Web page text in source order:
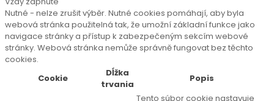
Nutné - nelze zrušit výběr. Nutné cookies pomáhají, aby byla
webová stránka použitelná tak, že umožní základní funkce jako
navigace stránky a přístup k zabezpečeným sekcím webové
stránky. Webová stránka nemůže správně fungovat bez těchto
cookies.
Cookie
Dĺžka
trvania
Popis
Tento súbor cookie nastavuje